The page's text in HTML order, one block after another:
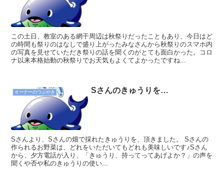
この土日、教室のある網干周辺は秋祭りだったこともあり、今日はど
の時間も祭りのはなしで盛り上がったみなさんから秋祭りのスマホ内
の写真を見せていただき祭りの話を聞くのがとても面白かった。コロ
ナ以来本格始動の秋祭りでお天気もよくてよかったですね...
オーナーのつぶやき Sさんのきゅうりを…
Sさんより、Sさんの畑で採れたきゅうりを、頂きました。 Sさんの
作られるお野菜は、どれをいただいてもどれも美味しいです♪Sさん
から、夕方電話が入り、「きゅうり、持ってってあげよか？」の声を
聞くや否や私のきゅうりの使い...